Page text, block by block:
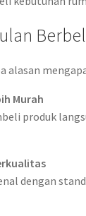
alasan
Murah
produk
dengan